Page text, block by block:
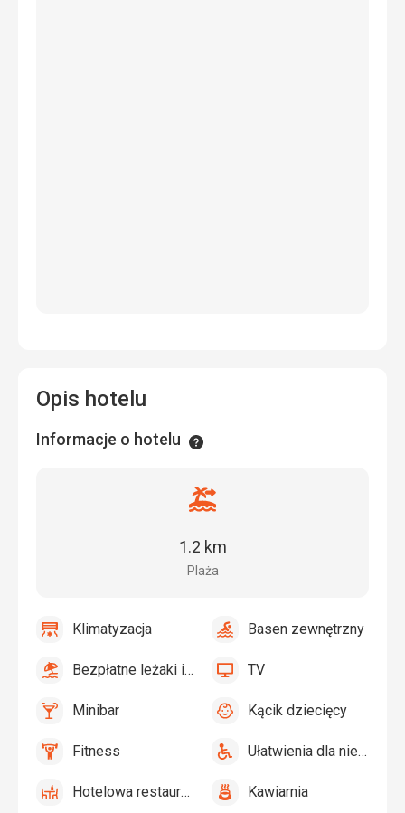
Opis hotelu
Informacje o hotelu Informacje
Odległość
plaży
Plaża
1.2 km
Klimatyzacja
Klimatyzacja
tak
BasenBasen zewnętrzny
tak
Bezpłatne
i
przy
Bezpłatne leżaki i parasole przy basenie
tak TV TV
tak
Minibar,Minibar
tak
Kącik
Plac
Basen
Kącik dziecięcy
tak
FitnessFitness
tak
Ułatwienia
niepełnosprawnych
Ułatwienia dla niepełnosprawnych
tak
Hotelowa
Hotelowa restauracja
tak KawiarniaKawiarnia
tak